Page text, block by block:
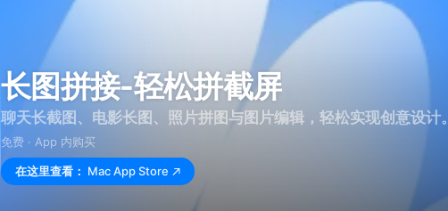
长图拼接-轻松拼截屏
聊天长截图、电影长图、照片拼图与图片编辑，轻松实现创意设计。
免费 · App 内购买
在这里查看： Mac App Store